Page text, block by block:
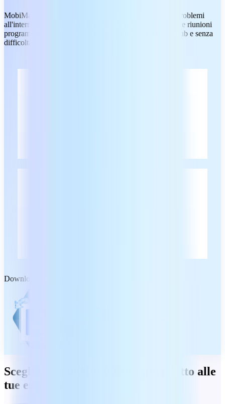
MobiMail migliora la tua produttività lavorando senza problemi
all'interno di MobiOffice. Invia documenti, allega file alle riunioni
programmate e molto altro ancora, il tutto da un unico hub e senza
difficoltà.
Download gratuito
Scegli il piano MobiOffice più adatto alle
tue esigenze